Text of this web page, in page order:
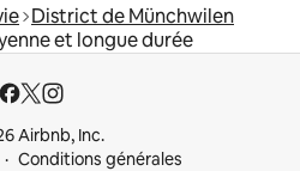
District de Münchwilen
et longue durée
Airbnb, Inc.
Conditions générales